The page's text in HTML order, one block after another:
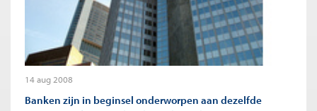
14 aug 2008
Banken zijn in beginsel onderworpen aan dezelfde